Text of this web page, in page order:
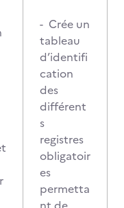
- Crée un
tableau
d’identifi
cation
des
différent
s
registres
obligatoir
es
permetta